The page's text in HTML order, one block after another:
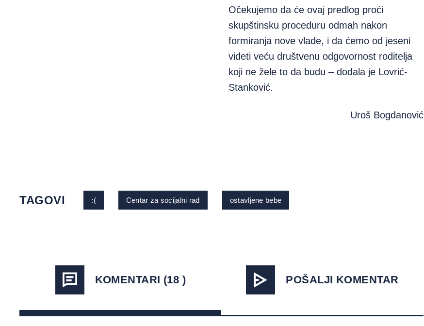
Očekujemo da će ovaj predlog proći
skupštinsku proceduru odmah nakon
formiranja nove vlade, i da ćemo od jeseni
videti veću društvenu odgovornost roditelja
koji ne žele to da budu – dodala je Lovrić-
Stanković.
Uroš Bogdanović
TAGOVI :( Centar za socijalni rad ostavljene bebe
KOMENTARI (18 ) POŠALJI KOMENTAR